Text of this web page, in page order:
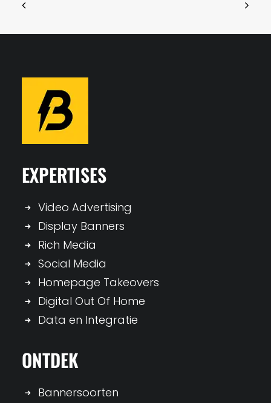
EXPERTISES
Video Advertising
Display Banners
Rich Media
Social Media
Homepage Takeovers
Digital Out Of Home
Data en Integratie
ONTDEK
Bannersoorten